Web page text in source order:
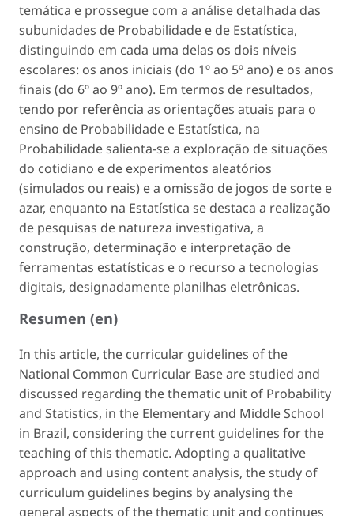
temática e prossegue com a análise detalhada das
subunidades de Probabilidade e de Estatística,
distinguindo em cada uma delas os dois níveis
escolares: os anos iniciais (do 1º ao 5º ano) e os anos
finais (do 6º ao 9º ano). Em termos de resultados,
tendo por referência as orientações atuais para o
ensino de Probabilidade e Estatística, na
Probabilidade salienta-se a exploração de situações
do cotidiano e de experimentos aleatórios
(simulados ou reais) e a omissão de jogos de sorte e
azar, enquanto na Estatística se destaca a realização
de pesquisas de natureza investigativa, a
construção, determinação e interpretação de
ferramentas estatísticas e o recurso a tecnologias
digitais, designadamente planilhas eletrônicas.
Resumen (en)
In this article, the curricular guidelines of the
National Common Curricular Base are studied and
discussed regarding the thematic unit of Probability
and Statistics, in the Elementary and Middle School
in Brazil, considering the current guidelines for the
teaching of this thematic. Adopting a qualitative
approach and using content analysis, the study of
curriculum guidelines begins by analysing the
general aspects of the thematic unit and continues